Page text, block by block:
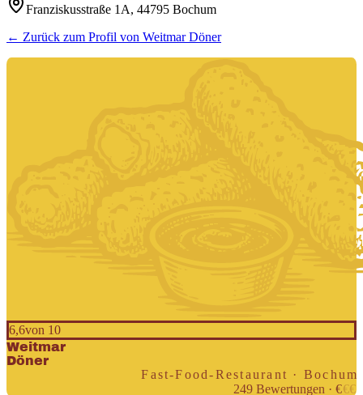
Franziskusstraße 1A, 44795 Bochum
← Zurück zum Profil von Weitmar Döner
6,6von 10
Weitmar
Döner
Fast-Food-Restaurant · Bochum
249 Bewertungen ·€€€